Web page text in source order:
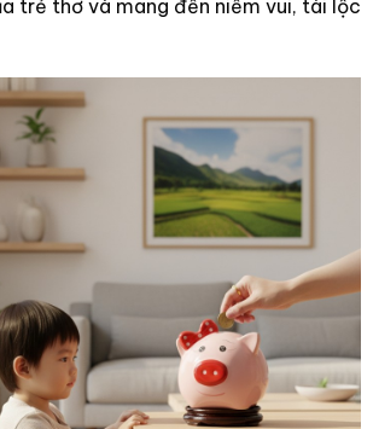
trẻ thơ và mang đến niềm vui, tài lộc